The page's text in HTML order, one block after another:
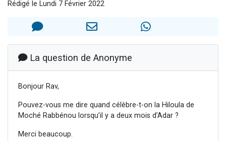
2 nouvelles musiques dans Torah-Box Music
4 personnes viennent de nous rejoindre sur WhatsApp
Rédigé le Lundi 7 Février 2022
La question de Anonyme
Bonjour Rav,
Pouvez-vous me dire quand célèbre-t-on la Hiloula de
Moché Rabbénou lorsqu’il y a deux mois d’Adar ?
Merci beaucoup.